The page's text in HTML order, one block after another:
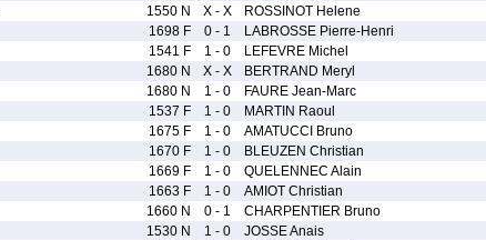
1550 N X - X ROSSINOT Helene
1698 F 0 - 1 LABROSSE Pierre-Henri
1541 F 1 - 0 LEFEVRE Michel
1680 N X - X BERTRAND Meryl
1680 N 1 - 0 FAURE Jean-Marc
1537 F 1 - 0 MARTIN Raoul
1675 F 1 - 0 AMATUCCI Bruno
1670 F 1 - 0 BLEUZEN Christian
1669 F 1 - 0 QUELENNEC Alain
1663 F 1 - 0 AMIOT Christian
1660 N 0 - 1 CHARPENTIER Bruno
1530 N 1 - 0 JOSSE Anais